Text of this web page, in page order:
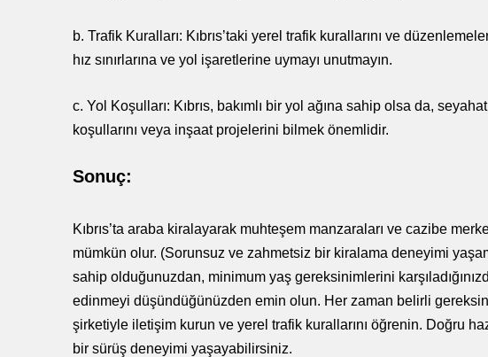
b. Trafik Kuralları: Kıbrıs’taki yerel trafik kurallarını ve
hız sınırlarına ve yol işaretlerine uymayı unutmayın.
c. Yol Koşulları: Kıbrıs, bakımlı bir yol ağına sahip olsa da,
koşullarını veya inşaat projelerini bilmek önemlidir.
Sonuç:
Kıbrıs’ta araba kiralayarak muhteşem manzaraları ve cazibe
mümkün olur. (Sorunsuz ve zahmetsiz bir kiralama deneyimi
sahip olduğunuzdan, minimum yaş gereksinimlerini
edinmeyi düşündüğünüzden emin olun. Her zaman belirli
şirketiyle iletişim kurun ve yerel trafik kurallarını öğrenin. Doğru
bir sürüş deneyimi yaşayabilirsiniz.